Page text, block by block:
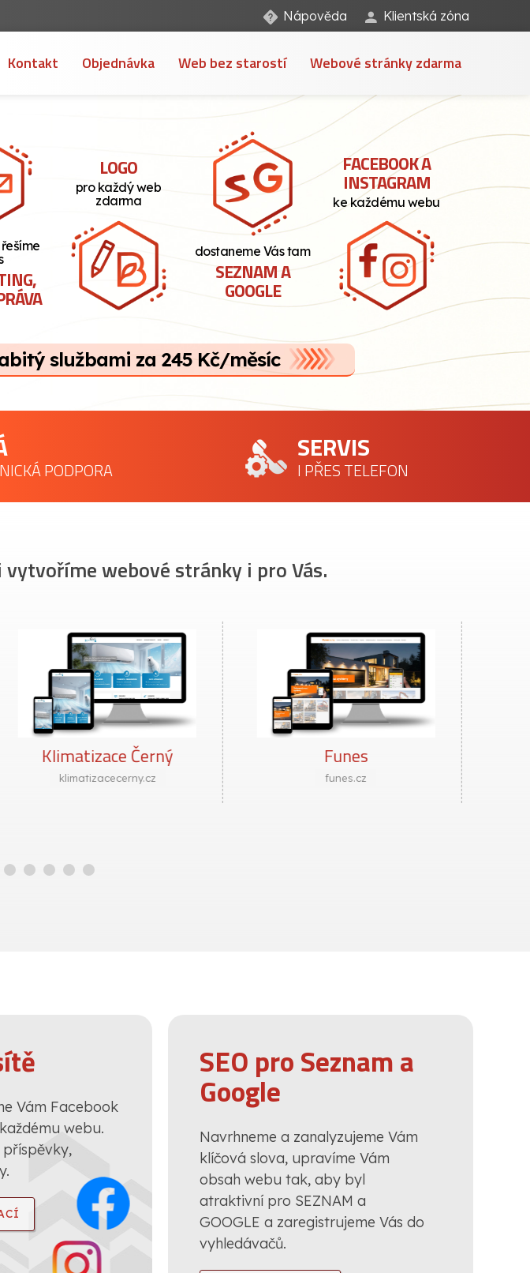
Nápověda Klientská zóna
Kontakt Objednávka Web bez starostí Webové stránky zdarma
LOGO
pro každý web
zdarma
SEZNAM A
GOOGLE
dostaneme Vás tam
FACEBOOK A
INSTAGRAM
ke každému webu
službami za 245 Kč/měsíc
PODPORA
SERVIS
I PŘES TELEFON
webové stránky i pro Vás.
Funes
funes.cz
Restart 2026
restart2026.cz
Vám Facebook
webu.
příspěvky,
SEO pro Seznam a
Google
Navrhneme a zanalyzujeme Vám
klíčová slova, upravíme Vám
obsah webu tak, aby byl
atraktivní pro SEZNAM a
GOOGLE a zaregistrujeme Vás do
vyhledávačů.